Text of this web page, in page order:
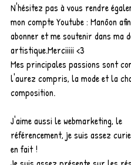
N'hésitez pas à vous rendre
mon compte Youtube : Manôon
abonner et me soutenir dans ma
artistique.Merciiiii <3
Mes principales passions sont
l'aurez compris, la mode et la
composition.
J'aime aussi le webmarketing, le
référencement, je suis assez
en fait !